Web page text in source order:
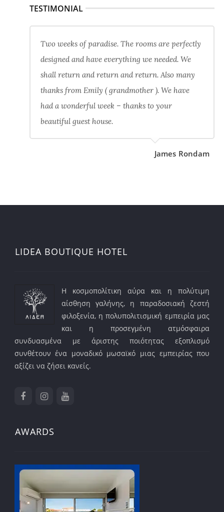
TESTIMONIAL
Two weeks of paradise. The rooms are perfectly
designed and have everything we needed. We
shall return and return and return. Also many
thanks from Emily ( grandmother ). We have
had a wonderful week – thanks to your
beautiful guest house.
James Rondam
LIDEA BOUTIQUE HOTEL
Η κοσμοπολίτικη αύρα και η πολύτιμη
αίσθηση γαλήνης, η παραδοσιακή ζεστή
φιλοξενία, η πολυπολιτισμική εμπειρία μας
και η προσεγμένη ατμόσφαιρα
συνδυασμένα με άριστης ποιότητας εξοπλισμό
συνθέτουν ένα μοναδικό μωσαϊκό μιας εμπειρίας που
αξίζει να ζήσει κανείς.
AWARDS